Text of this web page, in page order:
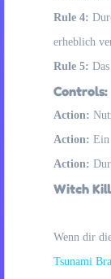
Rule 4:
erheblich
Rule 5:
Controls:
Action:
Action: Ein
Action:
Witch
Wenn dir
Tsunami